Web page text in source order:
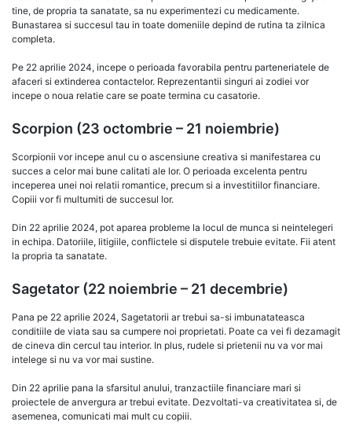
tine, de propria ta sanatate, sa nu experimentezi cu medicamente.
Bunastarea si succesul tau in toate domeniile depind de rutina ta zilnica
completa.
Pe 22 aprilie 2024, incepe o perioada favorabila pentru parteneriatele de
afaceri si extinderea contactelor. Reprezentantii singuri ai zodiei vor
incepe o noua relatie care se poate termina cu casatorie.
Scorpion (23 octombrie – 21 noiembrie)
Scorpionii vor incepe anul cu o ascensiune creativa si manifestarea cu
succes a celor mai bune calitati ale lor. O perioada excelenta pentru
inceperea unei noi relatii romantice, precum si a investitiilor financiare.
Copiii vor fi multumiti de succesul lor.
Din 22 aprilie 2024, pot aparea probleme la locul de munca si neintelegeri
in echipa. Datoriile, litigiile, conflictele si disputele trebuie evitate. Fii atent
la propria ta sanatate.
Sagetator (22 noiembrie – 21 decembrie)
Pana pe 22 aprilie 2024, Sagetatorii ar trebui sa-si imbunatateasca
conditiile de viata sau sa cumpere noi proprietati. Poate ca vei fi dezamagit
de cineva din cercul tau interior. In plus, rudele si prietenii nu va vor mai
intelege si nu va vor mai sustine.
Din 22 aprilie pana la sfarsitul anului, tranzactiile financiare mari si
proiectele de anvergura ar trebui evitate. Dezvoltati-va creativitatea si, de
asemenea, comunicati mai mult cu copiii.